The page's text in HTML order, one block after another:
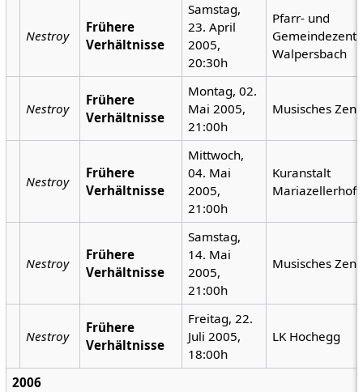
Nestroy
Frühere
Verhältnisse
Samstag,
23. April
2005,
20:30h
Pfarr- und
Walpersbach
Nestroy
Frühere
Verhältnisse
Montag, 02.
Mai 2005,
21:00h
Musisches
Nestroy
Frühere
Verhältnisse
Mittwoch,
04. Mai
2005,
21:00h
Kuranstalt
Mariazellerhof
Nestroy
Frühere
Verhältnisse
Samstag,
14. Mai
2005,
21:00h
Musisches
Nestroy
Frühere
Verhältnisse
Freitag, 22.
Juli 2005,
18:00h
LK Hochegg
2006